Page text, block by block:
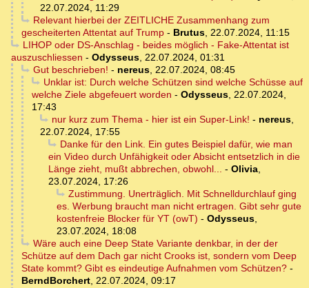
22.07.2024, 11:29
Relevant hierbei der ZEITLICHE Zusammenhang zum
gescheiterten Attentat auf Trump - Brutus, 22.07.2024, 11:15
LIHOP oder DS-Anschlag - beides möglich - Fake-Attentat ist
auszuschliessen - Odysseus, 22.07.2024, 01:31
Gut beschrieben! - nereus, 22.07.2024, 08:45
Unklar ist: Durch welche Schützen sind welche Schüsse auf
welche Ziele abgefeuert worden - Odysseus, 22.07.2024,
17:43
nur kurz zum Thema - hier ist ein Super-Link! - nereus,
22.07.2024, 17:55
Danke für den Link. Ein gutes Beispiel dafür, wie man
ein Video durch Unfähigkeit oder Absicht entsetzlich in die
Länge zieht, mußt abbrechen, obwohl... - Olivia,
23.07.2024, 17:26
Zustimmung. Unerträglich. Mit Schnelldurchlauf ging
es. Werbung braucht man nicht ertragen. Gibt sehr gute
kostenfreie Blocker für YT (owT) - Odysseus,
23.07.2024, 18:08
Wäre auch eine Deep State Variante denkbar, in der der
Schütze auf dem Dach gar nicht Crooks ist, sondern vom Deep
State kommt? Gibt es eindeutige Aufnahmen vom Schützen? -
BerndBorchert, 22.07.2024, 09:17